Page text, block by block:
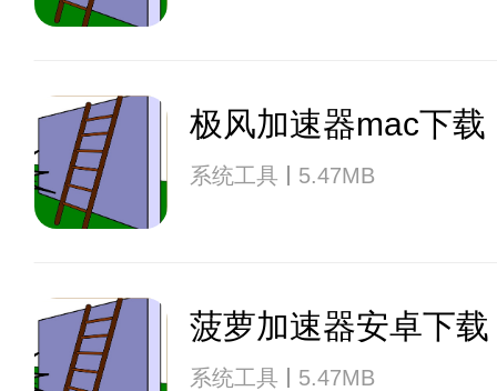
极风加速器mac下载
系统工具 5.47MB
菠萝加速器安卓下载
系统工具 5.47MB